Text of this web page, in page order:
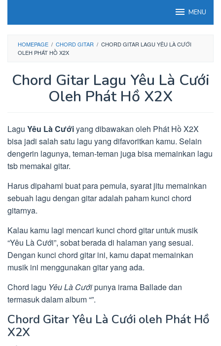
MENU
HOMEPAGE / CHORD GITAR / CHORD GITAR LAGU YÊU LÀ CƯỚI
OLEH PHÁT HỒ X2X
Chord Gitar Lagu Yêu Là Cưới
Oleh Phát Hồ X2X
Lagu Yêu Là Cướiyang dibawakan oleh Phát Hồ X2X
bisa jadi salah satu lagu yang difavoritkan kamu. Selain
dengerin lagunya, teman-teman juga bisa memainkan lagu
tsb memakai gitar.
Harus dipahami buat para pemula, syarat jitu memainkan
sebuah lagu dengan gitar adalah paham kunci chord
gitarnya.
Kalau kamu lagi mencari kunci chord gitar untuk musik
“Yêu Là Cưới”, sobat berada di halaman yang sesuai.
Dengan kunci chord gitar ini, kamu dapat memainkan
musik ini menggunakan gitar yang ada.
Chord lagu Yêu Là Cướipunya irama Ballade dan
termasuk dalam album “”.
Chord Gitar Yêu Là Cưới oleh Phát Hồ
X2X